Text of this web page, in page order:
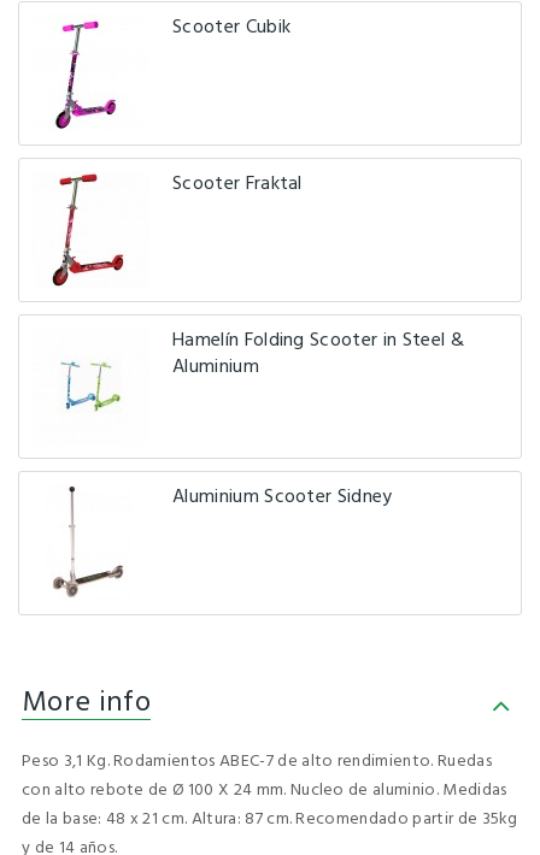
Scooter Cubik
Scooter Fraktal
Hamelín Folding Scooter in Steel &
Aluminium
Aluminium Scooter Sidney
More info
Peso 3,1 Kg. Rodamientos ABEC-7 de alto rendimiento. Ruedas
con alto rebote de Ø 100 X 24 mm. Nucleo de aluminio. Medidas
de la base: 48 x 21 cm. Altura: 87 cm. Recomendado partir de 35kg
y de 14 años.